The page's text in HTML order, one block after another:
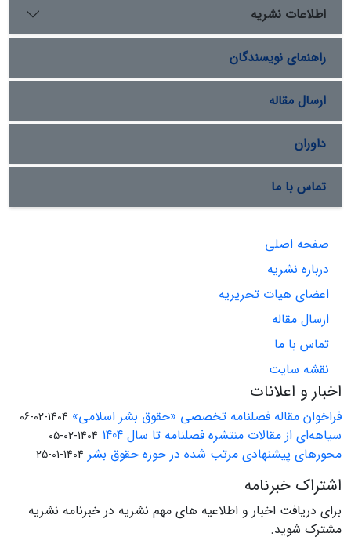
اطلاعات نشریه
راهنمای نویسندگان
ارسال مقاله
داوران
تماس با ما
صفحه اصلی
درباره نشریه
اعضای هیات تحریریه
ارسال مقاله
تماس با ما
نقشه سایت
اخبار و اعلانات
فراخوان مقاله فصلنامه تخصصی «حقوق بشر اسلامی» 1404-02-06
سیاهه‌ای از مقالات منتشره فصلنامه تا سال 1404 1404-02-05
محورهای پیشنهادی مرتب شده در حوزه حقوق بشر 1404-01-25
اشتراک خبرنامه
برای دریافت اخبار و اطلاعیه های مهم نشریه در خبرنامه نشریه
مشترک شوید.